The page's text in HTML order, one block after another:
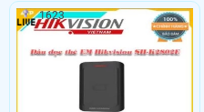
động cậy phá×1;Ngõ ra: Rơ le ngõ ra
×16, Sản phẩm phù hơp cho các
dòng thang máy,thích hơp cho các
tòa nhà,chung cư ,...
1623